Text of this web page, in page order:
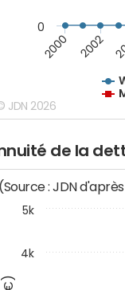
2000 2002
0
JDN 2026
de la
(Source : JDN
4k
5k